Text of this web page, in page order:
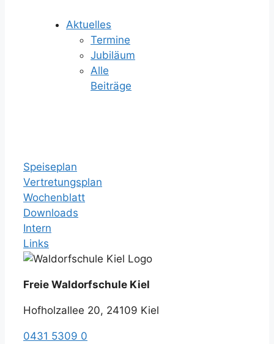
Aktuelles
Termine
Jubiläum
Alle
Beiträge
Speiseplan
Vertretungsplan
Wochenblatt
Downloads
Intern
Links
Freie Waldorfschule Kiel
Hofholzallee 20, 24109 Kiel
0431 5309 0